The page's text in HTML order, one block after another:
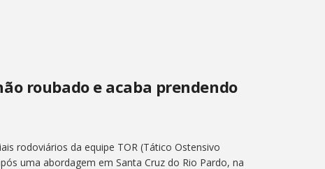
roubado e acaba prendendo
rodoviários da equipe TOR (Tático Ostensivo
uma abordagem em Santa Cruz do Rio Pardo, na